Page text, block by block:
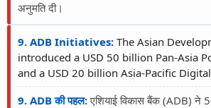
अनुमति दी।
9. ADB Initiatives: The Asian
introduced a USD 50 billion Pan-Asia
and a USD 20 billion Asia-Pacific
9. ADB की पहल:एशियाई विकास बैंक (ADB) ने